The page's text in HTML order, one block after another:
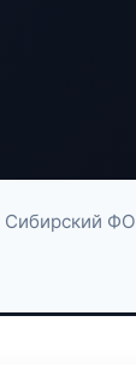
Сибирский ФО